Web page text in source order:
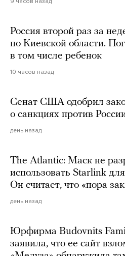
Россия второй раз за
по Киевской области.
в том числе ребенок
10 часов назад
Сенат США одобрил
о санкциях против
день назад
The Atlantic: Маск не
использовать Starlink
Он считает, что «пора
день назад
Юрфирма Budovnits
заявила, что ее сайт